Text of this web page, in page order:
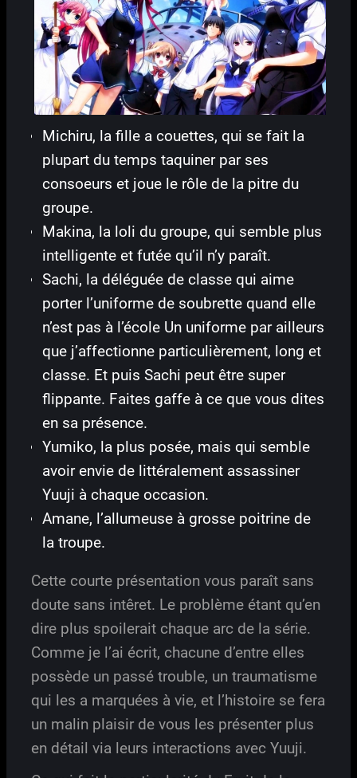
Michiru, la fille a couettes, qui se fait la
plupart du temps taquiner par ses
consoeurs et joue le rôle de la pitre du
groupe.
Makina, la loli du groupe, qui semble plus
intelligente et futée qu’il n’y paraît.
Sachi, la déléguée de classe qui aime
porter l’uniforme de soubrette quand elle
n’est pas à l’école Un uniforme par ailleurs
que j’affectionne particulièrement, long et
classe. Et puis Sachi peut être super
flippante. Faites gaffe à ce que vous dites
en sa présence.
Yumiko, la plus posée, mais qui semble
avoir envie de littéralement assassiner
Yuuji à chaque occasion.
Amane, l’allumeuse à grosse poitrine de
la troupe.
Cette courte présentation vous paraît sans
doute sans intêret. Le problème étant qu’en
dire plus spoilerait chaque arc de la série.
Comme je l’ai écrit, chacune d’entre elles
possède un passé trouble, un traumatisme
qui les a marquées à vie, et l’histoire se fera
un malin plaisir de vous les présenter plus
en détail via leurs interactions avec Yuuji.